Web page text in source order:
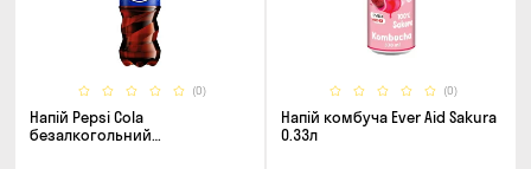
(0)
Напій Pepsi Cola
безалкогольний
(0)
Напій комбуча Ever Aid Sakura
0.33л